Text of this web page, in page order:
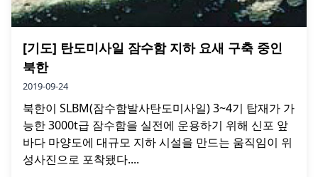
[기도] 탄도미사일 잠수함 지하 요새 구축 중인
북한
2019-09-24
북한이 SLBM(잠수함발사탄도미사일) 3~4기 탑재가 가
능한 3000t급 잠수함을 실전에 운용하기 위해 신포 앞
바다 마양도에 대규모 지하 시설을 만드는 움직임이 위
성사진으로 포착됐다....